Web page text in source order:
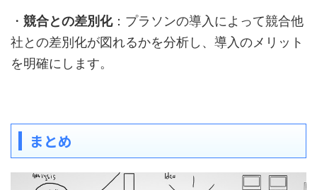
・ 競合との差別化：プラソンの導入によって競合他
社との差別化が図れるかを分析し、導入のメリット
を明確にします。
まとめ